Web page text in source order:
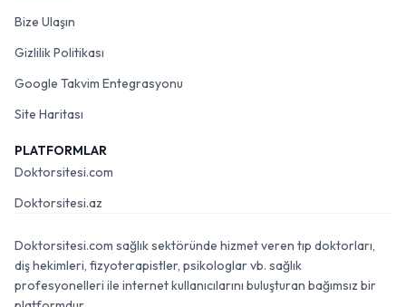
Bize Ulaşın
Gizlilik Politikası
Google Takvim Entegrasyonu
Site Haritası
PLATFORMLAR
Doktorsitesi.com
Doktorsitesi.az
Doktorsitesi.com sağlık sektöründe hizmet veren tıp doktorları,
diş hekimleri, fizyoterapistler, psikologlar vb. sağlık
profesyonelleri ile internet kullanıcılarını buluşturan bağımsız bir